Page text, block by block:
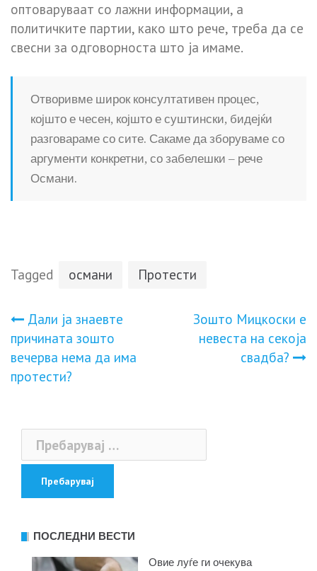
оптоваруваат со лажни информации, а
политичките партии, како што рече, треба да се
свесни за одговорноста што ја имаме.
Отворивме широк консултативен процес,
којшто е чесен, којшто е суштински, бидејќи
разговараме со сите. Сакаме да зборуваме со
аргументи конкретни, со забелешки – рече
Османи.
Tagged османи Протести
Навигација
на
напис
Дали ја знаевте
причината зошто
вечерва нема да има
протести?
Зошто Мицкоски е
невеста на секоја
свадба?
Пребарувај
за:
ПОСЛЕДНИ ВЕСТИ
Овие луѓе ги очекува